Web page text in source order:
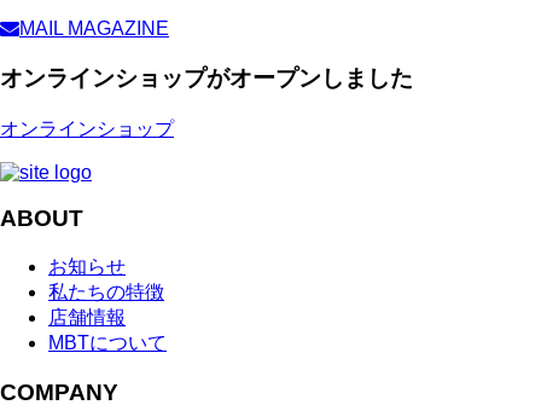
MAIL MAGAZINE
オンラインショップがオープンしました
オンラインショップ
ABOUT
お知らせ
私たちの特徴
店舗情報
MBTについて
COMPANY